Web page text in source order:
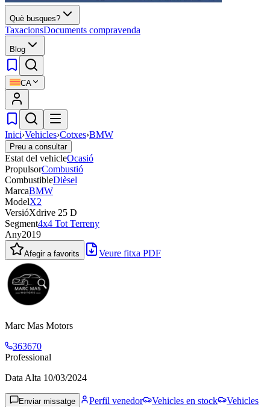
Què busques?
TaxacionsDocuments compravenda
Blog
CA
Inici›Vehicles›Cotxes›BMW
Preu a consultar
Estat del vehicleOcasió
PropulsorCombustió
CombustibleDièsel
MarcaBMW
ModelX2
VersióXdrive 25 D
Segment4x4 Tot Terreny
Any2019
Afegir a favorits Veure fitxa PDF
Marc Mas Motors
363670
Professional
Data Alta 10/03/2024
Enviar missatge Perfil venedor Vehicles en stock
Vehicles